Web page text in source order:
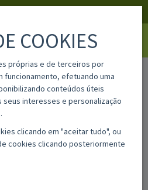
COOKIES
próprias e de terceiros por
funcionamento, efetuando uma
conteúdos úteis
interesses e personalização
clicando em "aceitar tudo", ou
cookies clicando posteriormente